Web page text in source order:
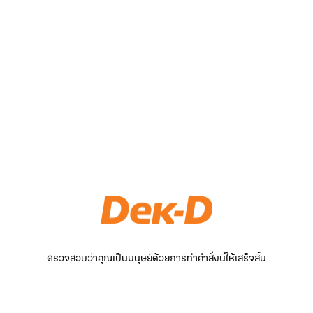
ตรวจสอบว่าคุณเป็นมนุษย์ด้วยการทำคำสั่งนี้ให้เสร็จสิ้น